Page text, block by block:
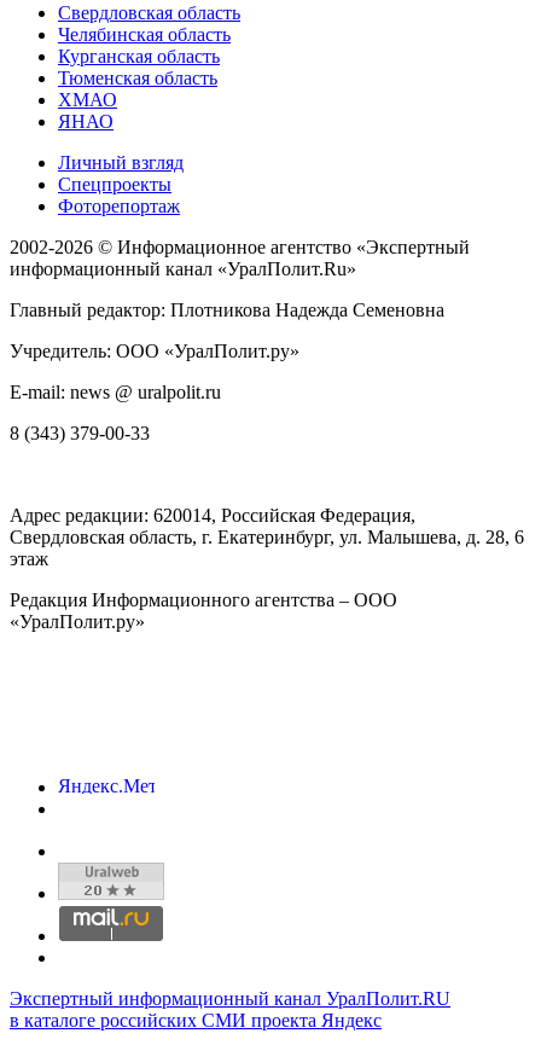
Свердловская область
Челябинская область
Курганская область
Тюменская область
ХМАО
ЯНАО
Личный взгляд
Спецпроекты
Фоторепортаж
2002-2026 © Информационное агентство «Экспертный
информационный канал «УралПолит.Ru»
Главный редактор: Плотникова Надежда Семеновна
Учредитель: ООО «УралПолит.ру»
E-mail: news @ uralpolit.ru
8 (343) 379-00-33
Адрес редакции: 620014, Российская Федерация,
Свердловская область, г. Екатеринбург, ул. Малышева, д. 28, 6
этаж
Редакция Информационного агентства – ООО
«УралПолит.ру»
Экспертный информационный канал УралПолит.RU
в каталоге российских СМИ проекта Яндекс